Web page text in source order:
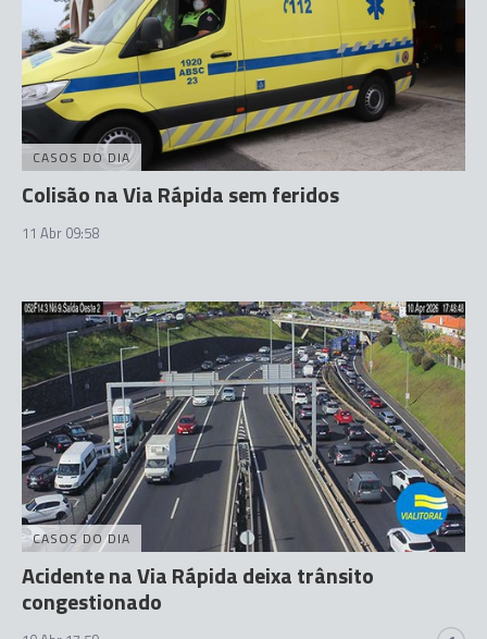
CASOS DO DIA
Colisão na Via Rápida sem feridos
11 Abr 09:58
CASOS DO DIA
Acidente na Via Rápida deixa trânsito
congestionado